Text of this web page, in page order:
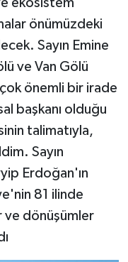
ekosistem
önümüzdeki
Sayın Emine
ve Van Gölü
çok önemli bir irade
başkanı olduğu
talimatıyla,
Sayın
Erdoğan'ın
81 ilinde
ve dönüşümler